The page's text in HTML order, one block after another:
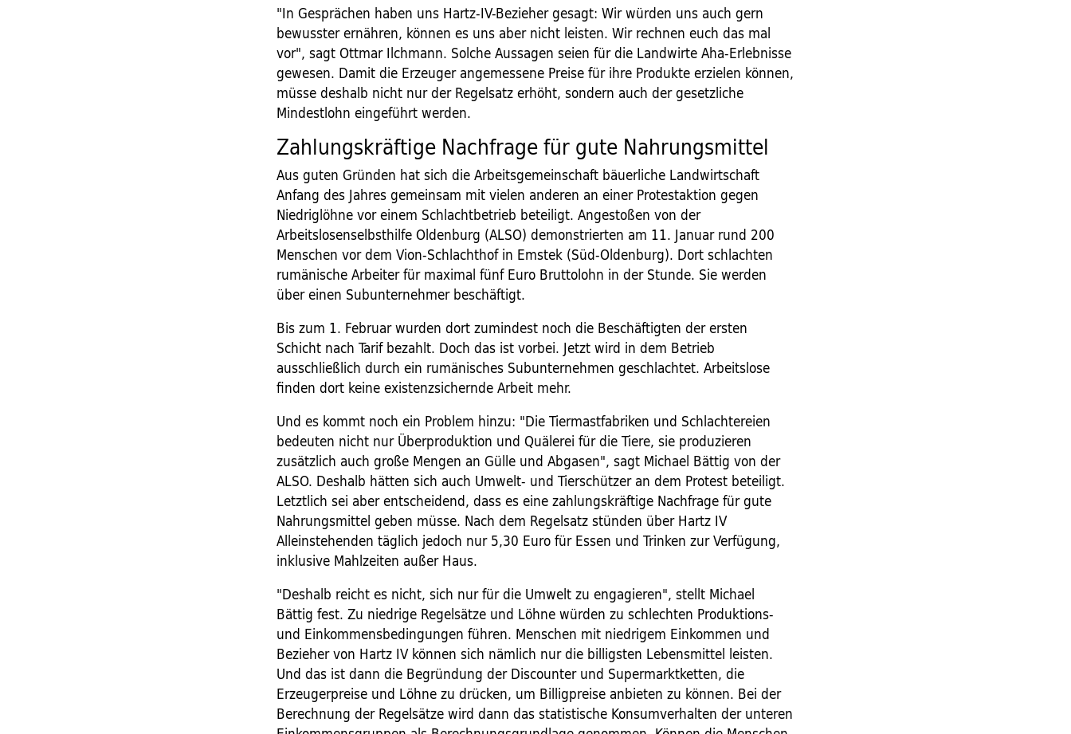
"In Gesprächen haben uns Hartz-IV-Bezieher gesagt: Wir würden uns auch gern
bewusster ernähren, können es uns aber nicht leisten. Wir rechnen euch das mal
vor", sagt Ottmar Ilchmann. Solche Aussagen seien für die Landwirte Aha-Erlebnisse
gewesen. Damit die Erzeuger angemessene Preise für ihre Produkte erzielen können,
müsse deshalb nicht nur der Regelsatz erhöht, sondern auch der gesetzliche
Mindestlohn eingeführt werden.
Zahlungskräftige Nachfrage für gute Nahrungsmittel
Aus guten Gründen hat sich die Arbeitsgemeinschaft bäuerliche Landwirtschaft
Anfang des Jahres gemeinsam mit vielen anderen an einer Protestaktion gegen
Niedriglöhne vor einem Schlachtbetrieb beteiligt. Angestoßen von der
Arbeitslosenselbsthilfe Oldenburg (ALSO) demonstrierten am 11. Januar rund 200
Menschen vor dem Vion-Schlachthof in Emstek (Süd-Oldenburg). Dort schlachten
rumänische Arbeiter für maximal fünf Euro Bruttolohn in der Stunde. Sie werden
über einen Subunternehmer beschäftigt.
Bis zum 1. Februar wurden dort zumindest noch die Beschäftigten der ersten
Schicht nach Tarif bezahlt. Doch das ist vorbei. Jetzt wird in dem Betrieb
ausschließlich durch ein rumänisches Subunternehmen geschlachtet. Arbeitslose
finden dort keine existenzsichernde Arbeit mehr.
Und es kommt noch ein Problem hinzu: "Die Tiermastfabriken und Schlachtereien
bedeuten nicht nur Überproduktion und Quälerei für die Tiere, sie produzieren
zusätzlich auch große Mengen an Gülle und Abgasen", sagt Michael Bättig von der
ALSO. Deshalb hätten sich auch Umwelt- und Tierschützer an dem Protest beteiligt.
Letztlich sei aber entscheidend, dass es eine zahlungskräftige Nachfrage für gute
Nahrungsmittel geben müsse. Nach dem Regelsatz stünden über Hartz IV
Alleinstehenden täglich jedoch nur 5,30 Euro für Essen und Trinken zur Verfügung,
inklusive Mahlzeiten außer Haus.
"Deshalb reicht es nicht, sich nur für die Umwelt zu engagieren", stellt Michael
Bättig fest. Zu niedrige Regelsätze und Löhne würden zu schlechten Produktions-
und Einkommensbedingungen führen. Menschen mit niedrigem Einkommen und
Bezieher von Hartz IV können sich nämlich nur die billigsten Lebensmittel leisten.
Und das ist dann die Begründung der Discounter und Supermarktketten, die
Erzeugerpreise und Löhne zu drücken, um Billigpreise anbieten zu können. Bei der
Berechnung der Regelsätze wird dann das statistische Konsumverhalten der unteren